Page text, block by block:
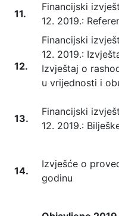
11.
Financijski
12. 2019.:
12.
Financijski
12. 2019.:
Izvještaj o
u vrijednosti i
13.
Financijski
12. 2019.:
14.
Izvješće o
godinu